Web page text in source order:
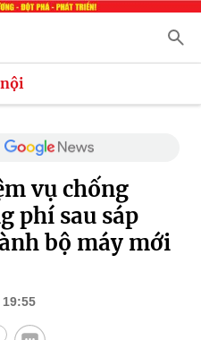
vụ chống
phí sau sáp
bộ máy mới